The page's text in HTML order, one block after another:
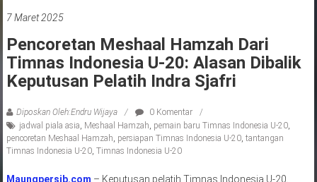
7 Maret 2025
Pencoretan Meshaal Hamzah Dari
Timnas Indonesia U-20: Alasan Dibalik
Keputusan Pelatih Indra Sjafri
Diposkan Oleh:Endru Wijaya
0 Komentar
jadwal piala asia Meshaal Hamzah pemain baru Timnas Indonesia U-20,
pencoretan Meshaal Hamzah persiapan Timnas Indonesia U-20, tantangan
Timnas Indonesia U-20, Timnas Indonesia U-20
Maungpersib.com – Keputusan pelatih Timnas Indonesia U-20,